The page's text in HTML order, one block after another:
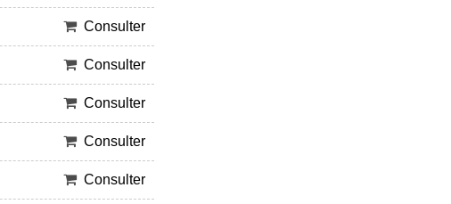
Consulter
Consulter
Consulter
Consulter
Consulter